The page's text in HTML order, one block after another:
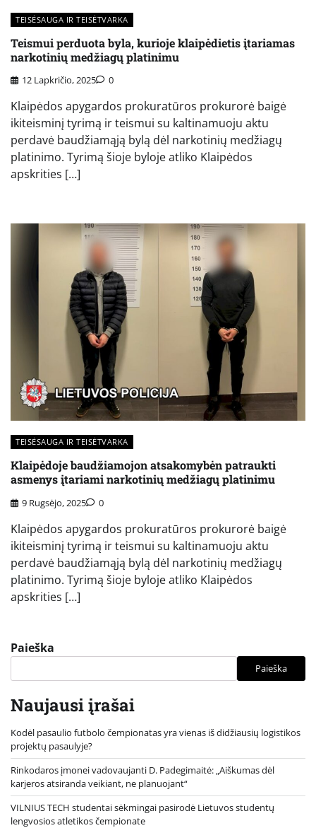
TEISĖSAUGA IR TEISĖTVARKA
Teismui perduota byla, kurioje klaipėdietis įtariamas
narkotinių medžiagų platinimu
12 Lapkričio, 2025 0
Klaipėdos apygardos prokuratūros prokurorė baigė
ikiteisminį tyrimą ir teismui su kaltinamuoju aktu
perdavė baudžiamąją bylą dėl narkotinių medžiagų
platinimo. Tyrimą šioje byloje atliko Klaipėdos
apskrities […]
TEISĖSAUGA IR TEISĖTVARKA
Klaipėdoje baudžiamojon atsakomybėn patraukti
asmenys įtariami narkotinių medžiagų platinimu
9 Rugsėjo, 2025 0
Klaipėdos apygardos prokuratūros prokurorė baigė
ikiteisminį tyrimą ir teismui su kaltinamuoju aktu
perdavė baudžiamąją bylą dėl narkotinių medžiagų
platinimo. Tyrimą šioje byloje atliko Klaipėdos
apskrities […]
Paieška
Paieška
Naujausi įrašai
Kodėl pasaulio futbolo čempionatas yra vienas iš didžiausių logistikos
projektų pasaulyje?
Rinkodaros įmonei vadovaujanti D. Padegimaitė: „Aiškumas dėl
karjeros atsiranda veikiant, ne planuojant“
VILNIUS TECH studentai sėkmingai pasirodė Lietuvos studentų
lengvosios atletikos čempionate